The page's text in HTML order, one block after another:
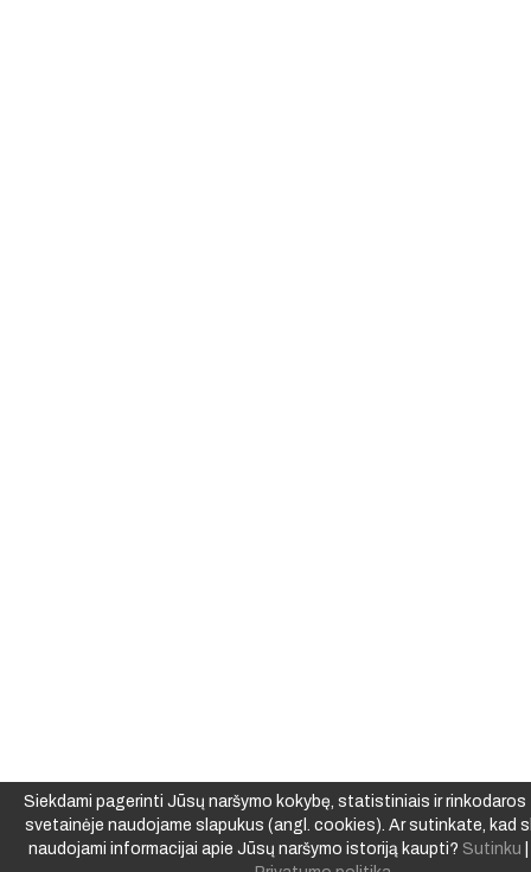
Siekdami pagerinti Jūsų naršymo kokybę, statistiniais ir
svetainėje naudojame slapukus (angl. cookies). Ar sutinkate, kad
naudojami informacijai apie Jūsų naršymo istoriją kaupti? Sutinku